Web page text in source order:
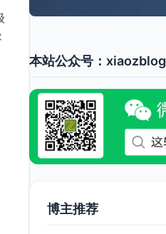
本站公众号：xiaozblog
博主推荐